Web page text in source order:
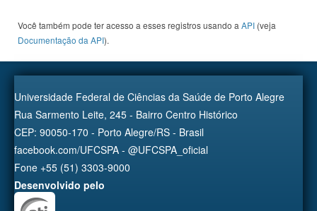
Você também pode ter acesso a esses registros usando a API (veja
Documentação da API).
Universidade Federal de Ciências da Saúde de Porto Alegre
Rua Sarmento Leite, 245 - Bairro Centro Histórico
CEP: 90050-170 - Porto Alegre/RS - Brasil
facebook.com/UFCSPA - @UFCSPA_oficial
Fone +55 (51) 3303-9000
Desenvolvido pelo